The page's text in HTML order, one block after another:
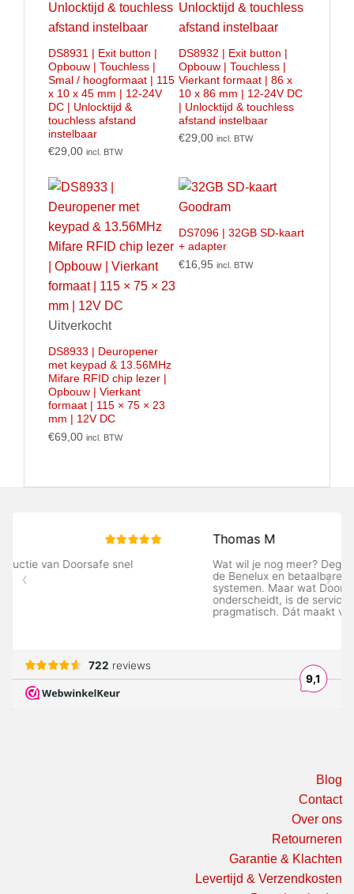
DS8931 | Exit button |
Opbouw | Touchless |
Smal / hoogformaat | 115
x 10 x 45 mm | 12-24V
DC | Unlocktijd &
touchless afstand
instelbaar
€29,00 incl. BTW
DS8932 | Exit button |
Opbouw | Touchless |
Vierkant formaat | 86 x
10 x 86 mm | 12-24V DC
| Unlocktijd & touchless
afstand instelbaar
€29,00 incl. BTW
Uitverkocht
DS8933 | Deuropener
met keypad & 13.56MHz
Mifare RFID chip lezer |
Opbouw | Vierkant
formaat | 115 × 75 × 23
mm | 12V DC
€69,00 incl. BTW
DS7096 | 32GB SD-kaart
+ adapter
€16,95 incl. BTW
Blog
Contact
Over ons
Retourneren
Garantie & Klachten
Levertijd & Verzendkosten